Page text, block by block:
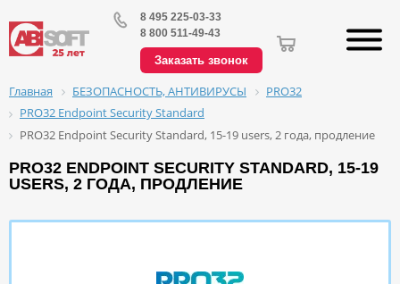
8 495 225-03-33
8 800 511-49-43
Заказать звонок
Главная БЕЗОПАСНОСТЬ, АНТИВИРУСЫ
PRO32
PRO32 Endpoint Security Standard
PRO32 Endpoint Security Standard, 15-19 users, 2 года, продление
PRO32 ENDPOINT SECURITY STANDARD, 15-19
USERS, 2 ГОДА, ПРОДЛЕНИЕ